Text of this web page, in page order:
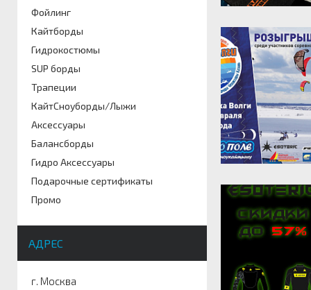
Фойлинг
Кайтборды
Гидрокостюмы
SUP борды
Трапеции
КайтСноуборды/Лыжи
Аксессуары
Балансборды
Гидро Аксессуары
Подарочные сертификаты
Промо
АДРЕС
г. Москва